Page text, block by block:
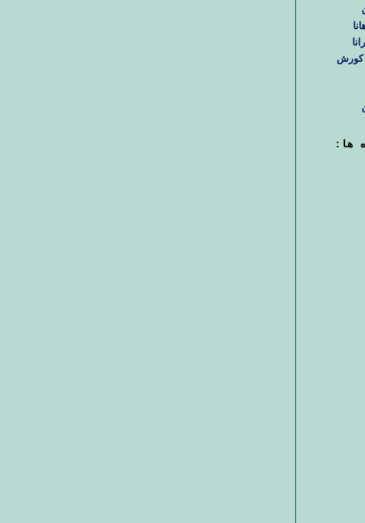
کورش
ها: